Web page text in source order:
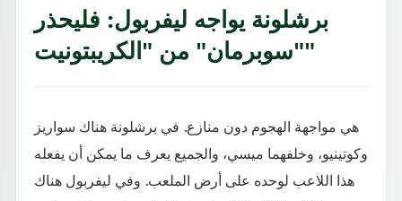
برشلونة يواجه ليفربول: فليحذر
"سوبرمان" من "الكريبتونيت"
هي مواجهة الهجوم دون منازع. في برشلونة هناك سواريز
وكوتينيو، وخلفهما ميسي، والجميع يعرف ما يمكن أن يفعله
هذا اللاعب لوحده على أرض الملعب. وفي ليفربول هناك